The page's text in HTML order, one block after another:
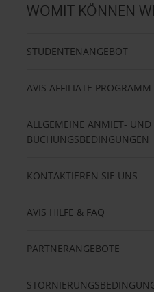
WOMIT KÖNNEN
STUDENTENANGEBOT
AVIS AFFILIATE PROGRAMM
ALLGEMEINE ANMIET- UND
BUCHUNGSBEDINGUNGEN
KONTAKTIEREN SIE UNS
AVIS HILFE & FAQ
PARTNERANGEBOTE